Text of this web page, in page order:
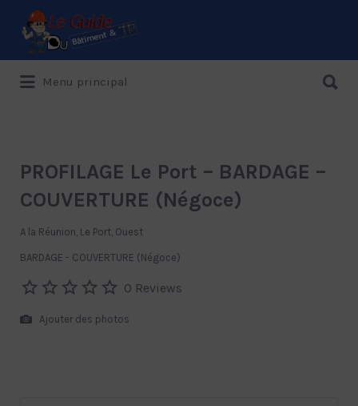
Le Guide de référence depuis 1995
Rechercher:
Menu principal
PROFILAGE Le Port – BARDAGE –
COUVERTURE (Négoce)
A la Réunion, Le Port, Ouest
BARDAGE - COUVERTURE (Négoce)
0 Reviews
Ajouter des photos